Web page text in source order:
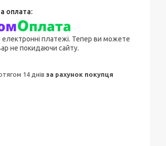
електронні платежі. Тепер ви можете
не покидаючи сайту.
14 днів за рахунок покупця